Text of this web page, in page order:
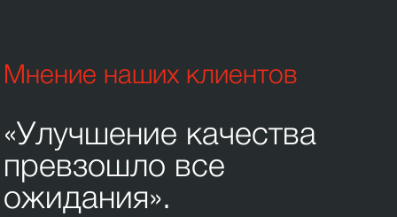
Мнение наших клиентов
«Улучшение качества
превзошло все
ожидания».